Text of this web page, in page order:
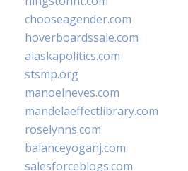
chooseagender.com
hoverboardssale.com
alaskapolitics.com
stsmp.org
manoelneves.com
mandelaeffectlibrary.com
roselynns.com
balanceyoganj.com
salesforceblogs.com